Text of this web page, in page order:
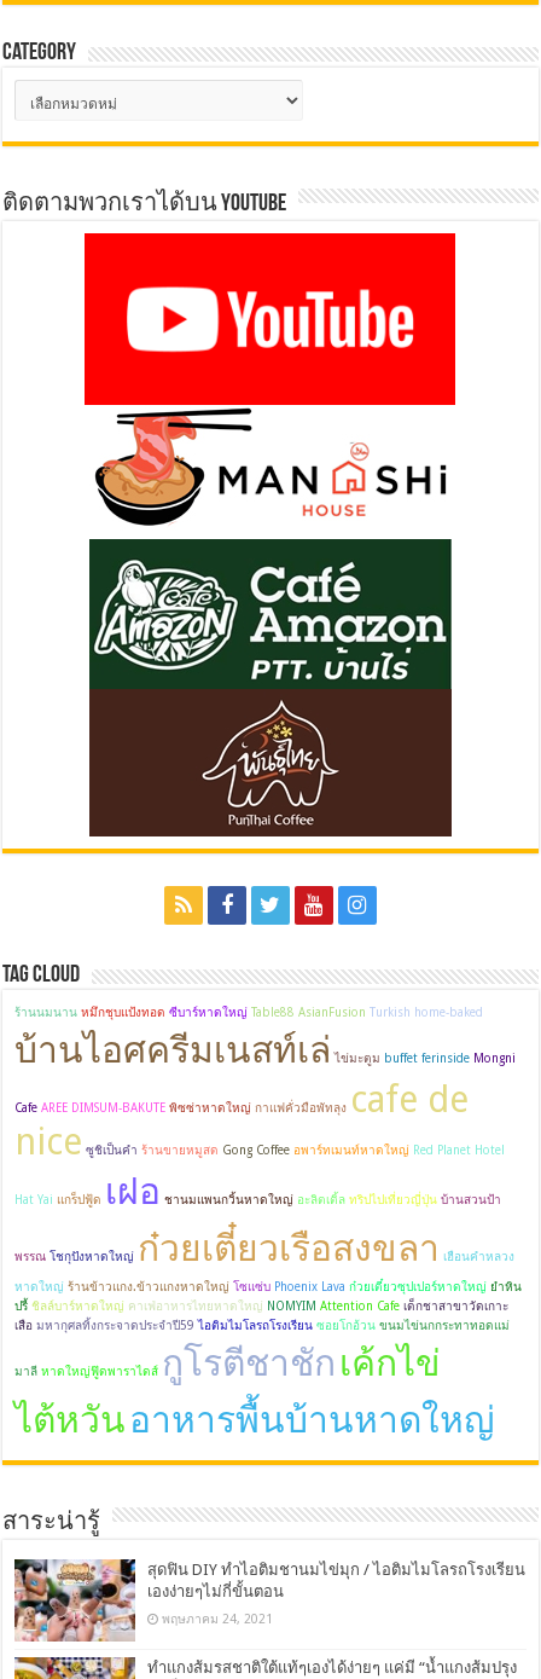
Category
Category
ติดตามพวกเราได้บน YOUTUBE
Tag Cloud
ร้านนมนาน หมึกชุบแป้งทอด ซีบาร์หาดใหญ่ Table88 AsianFusion Turkish home-baked
บ้านไอศครีมเนสท์เล่ ไข่มะตูม buffet ferinside Mongni
Cafe AREE DIMSUM-BAKUTE พิซซ่าหาดใหญ่ กาแฟคั่วมือพัทลุง cafe de
nice ซูชิเป็นคำ ร้านขายหมูสด Gong Coffee อพาร์ทเมนท์หาดใหญ่ Red Planet Hotel
Hat Yai แกร็ปฟู้ด เฝอ ชานมแพนกวิ้นหาดใหญ่ อะลิตเติ้ล ทริปไปเที่ยวญี่ปุ่น บ้านสวนป้า
พรรณ โชกุปังหาดใหญ่ ก๋วยเตี๋ยวเรือสงขลา เฮือนคำหลวง
หาดใหญ่ ร้านข้าวแกง.ข้าวแกงหาดใหญ่ โซแซ่บ Phoenix Lava ก๋วยเตี๋ยวซุปเปอร์หาดใหญ่ ยำหิน
ปรี้ ชิลล์บาร์หาดใหญ่ คาเฟ่อาหารไทยหาดใหญ่ NOMYIM Attention Cafe เด็กชาสาขาวัดเกาะ
เสือ มหากุศลทิ้งกระจาดประจำปี59 ไอติมไมโลรถโรงเรียน ซอยโกอ้วน ขนมไข่นกกระทาทอดแม่
มาลี หาดใหญ่ฟู๊ดพาราไดส์ กูโรตีชาชัก เค้กไข่
ไต้หวันอาหารพื้นบ้านหาดใหญ่
สาระน่ารู้
สุดฟิน DIY ทำไอติมชานมไข่มุก / ไอติมไมโลรถโรงเรียน
เองง่ายๆไม่กี่ขั้นตอน
พฤษภาคม 24, 2021
ทำแกงส้มรสชาติใต้แท้ๆเองได้ง่ายๆ แค่มี “น้ำแกงส้มปรุง